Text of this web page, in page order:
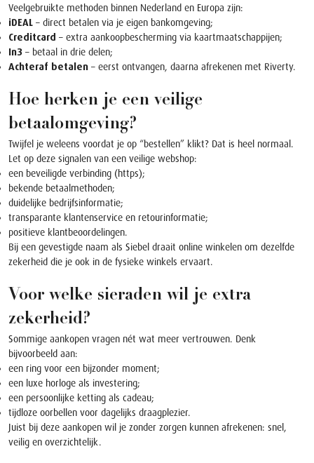
Veelgebruikte methoden binnen Nederland en Europa zijn:
iDEAL – direct betalen via je eigen bankomgeving;
Creditcard – extra aankoopbescherming via kaartmaatschappijen;
In3 – betaal in drie delen;
Achteraf betalen – eerst ontvangen, daarna afrekenen met Riverty.
Hoe herken je een veilige
betaalomgeving?
Twijfel je weleens voordat je op “bestellen” klikt? Dat is heel normaal.
Let op deze signalen van een veilige webshop:
een beveiligde verbinding (https);
bekende betaalmethoden;
duidelijke bedrijfsinformatie;
transparante klantenservice en retourinformatie;
positieve klantbeoordelingen.
Bij een gevestigde naam als Siebel draait online winkelen om dezelfde
zekerheid die je ook in de fysieke winkels ervaart.
Voor welke sieraden wil je extra
zekerheid?
Sommige aankopen vragen nét wat meer vertrouwen. Denk
bijvoorbeeld aan:
een ring voor een bijzonder moment;
een luxe horloge als investering;
een persoonlijke ketting als cadeau;
tijdloze oorbellen voor dagelijks draagplezier.
Juist bij deze aankopen wil je zonder zorgen kunnen afrekenen: snel,
veilig en overzichtelijk.